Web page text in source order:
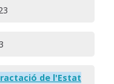
de l'Estat